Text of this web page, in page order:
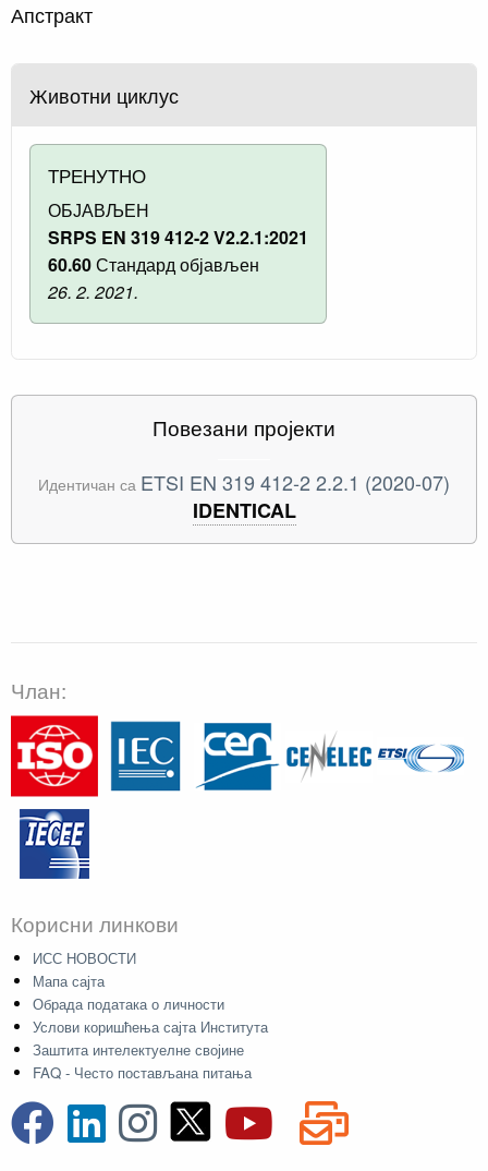
Апстракт
Животни циклус
ТРЕНУТНО
ОБЈАВЉЕН
SRPS EN 319 412-2 V2.2.1:2021
60.60Стандард објављен
26. 2. 2021.
Повезани пројекти
Идентичан са ETSI EN 319 412-2 2.2.1 (2020-07)
IDENTICAL
Члан:
Корисни линкови
ИСС НОВОСТИ
Мапа сајта
Обрада података о личности
Услови коришћења сајта Института
Заштита интелектуелне својине
FAQ - Често постављана питања